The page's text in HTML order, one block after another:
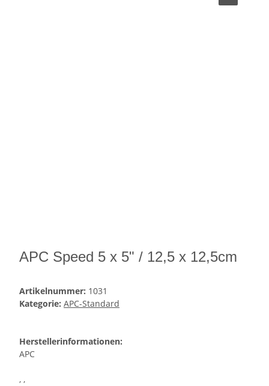
APC Speed 5 x 5" / 12,5 x 12,5cm
Artikelnummer: 1031
Kategorie: APC-Standard
Herstellerinformationen:
APC
, ,